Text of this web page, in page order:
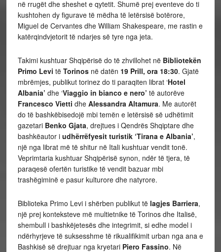
në rrugët dhe sheshet e qytetit. Shumë prej eventeve do ti
kushtohen dy figurave të mëdha të letërsisë botërore,
Miguel de Cervantes dhe William Shakespeare, me rastin e
katërqindvjetorit të ndarjes së tyre nga jeta.
Takimi kushtuar Shqipërisë do të zhvillohet në Bibliotekën
Primo Levi të Torinosnë datën 19 Prill, ora 18:30. Gjatë
mbrëmjes, publikut torinez do ti paraqiten librat ‘Hotel
Albania’ dhe ‘Viaggio in bianco e nero’ të autorëve
Francesco Vietti dhe Alessandra Altamura. Me autorët
do të bashkëbisedojë mbi temën e letërsisë së udhëtimit
gazetari Benko Gjata, drejtues i Qendrës Shqiptare dhe
bashkëautor i udhërrëfyesit turistik ‘Tirana e Albania’,
një nga librat më të shitur në Itali kushtuar vendit tonë.
Veprimtaria kushtuar Shqipërisë synon, ndër të tjera, të
paraqesë ofertën turistike të vendit bazuar mbi
trashëgiminë e pasur kulturore dhe natyrore.
Biblioteka Primo Levi i shërben publikut të lagjes Barriera,
një prej konteksteve më multietnike të Torinos dhe Italisë,
shembull i bashkëjetesës dhe integrimit, si edhe model i
ndërhyrjeve të suksesshme të rikualifikimit urban nga ana e
Bashkisë së drejtuar nga kryetari Piero Fassino. Në